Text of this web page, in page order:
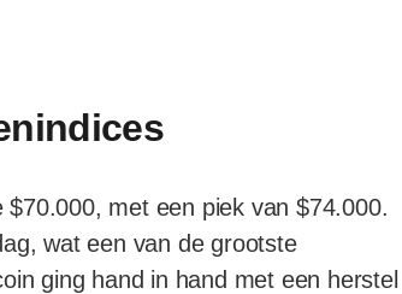
met een piek van $74.000.
wat een van de grootste
ging hand in hand met een herstel